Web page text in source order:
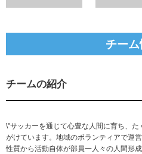
チーム
チームの紹介
\"サッカーを通じて心豊な人間に育ち、
がけています。地域のボランティアで運
性質から活動自体が部員一人々の人間形